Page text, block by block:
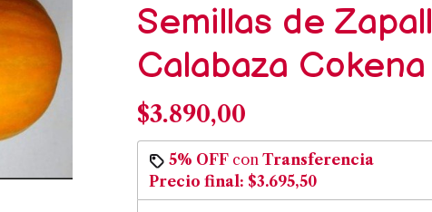
Semillas de
Calabaza Cokena
$3.890,00
5% OFFcon Transferencia
Precio final: $3.695,50